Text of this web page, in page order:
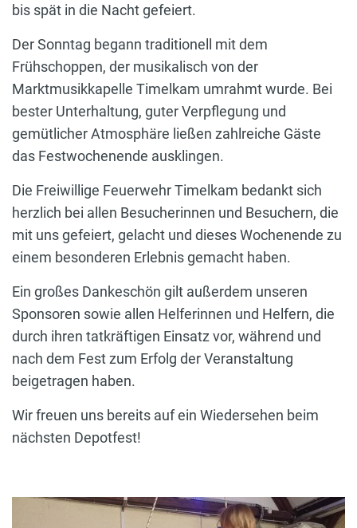
bis spät in die Nacht gefeiert.
Der Sonntag begann traditionell mit dem
Frühschoppen, der musikalisch von der
Marktmusikkapelle Timelkam umrahmt wurde. Bei
bester Unterhaltung, guter Verpflegung und
gemütlicher Atmosphäre ließen zahlreiche Gäste
das Festwochenende ausklingen.
Die Freiwillige Feuerwehr Timelkam bedankt sich
herzlich bei allen Besucherinnen und Besuchern, die
mit uns gefeiert, gelacht und dieses Wochenende zu
einem besonderen Erlebnis gemacht haben.
Ein großes Dankeschön gilt außerdem unseren
Sponsoren sowie allen Helferinnen und Helfern, die
durch ihren tatkräftigen Einsatz vor, während und
nach dem Fest zum Erfolg der Veranstaltung
beigetragen haben.
Wir freuen uns bereits auf ein Wiedersehen beim
nächsten Depotfest!